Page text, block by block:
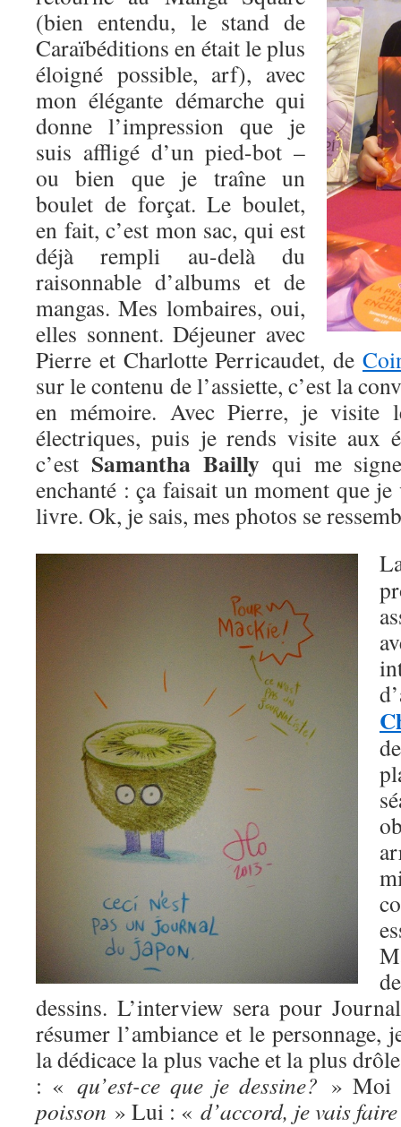
(bien entendu, le stand de
Caraïbéditions en était le plus
éloigné possible, arf), avec
mon élégante démarche qui
donne l’impression que je
suis affligé d’un pied-bot –
ou bien que je traîne un
boulet de forçat. Le boulet,
en fait, c’est mon sac, qui est
déjà rempli au-delà du
raisonnable d’albums et de
mangas. Mes lombaires, oui,
elles sonnent. Déjeuner avec
Pierre et Charlotte Perricaudet, de
sur le contenu de l’assiette, c’est la
en mémoire. Avec Pierre, je visite
électriques, puis je rends visite aux
c’est Samantha Baillyqui me
enchanté : ça faisait un moment que
livre. Ok, je sais, mes photos se
dessins. L’interview sera pour
résumer l’ambiance et le personnage,
la dédicace la plus vache et la plus
: « qu’est-ce que je dessine? »
poisson » Lui : « d’accord, je vais